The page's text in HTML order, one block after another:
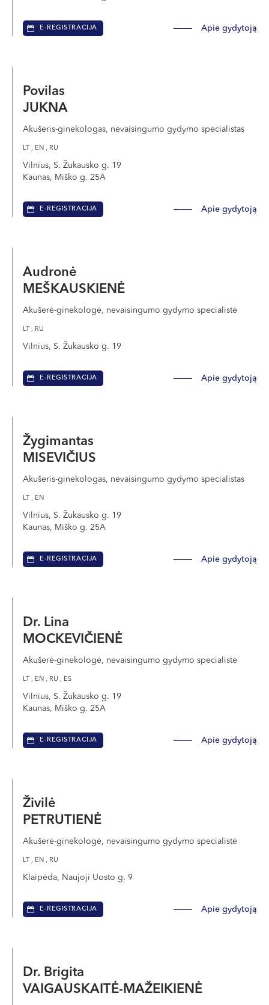
E-REGISTRACIJA Apie gydytoją
Povilas
JUKNA
Akušeris-ginekologas, nevaisingumo gydymo specialistas
LT , EN , RU
Vilnius, S. Žukausko g. 19
Kaunas, Miško g. 25A
E-REGISTRACIJA Apie gydytoją
Audronė
MEŠKAUSKIENĖ
Akušerė-ginekologė, nevaisingumo gydymo specialistė
LT , RU
Vilnius, S. Žukausko g. 19
E-REGISTRACIJA Apie gydytoją
Žygimantas
MISEVIČIUS
Akušeris-ginekologas, nevaisingumo gydymo specialistas
LT , EN
Vilnius, S. Žukausko g. 19
Kaunas, Miško g. 25A
E-REGISTRACIJA Apie gydytoją
Dr. Lina
MOCKEVIČIENĖ
Akušerė-ginekologė, nevaisingumo gydymo specialistė
LT , EN , RU , ES
Vilnius, S. Žukausko g. 19
Kaunas, Miško g. 25A
E-REGISTRACIJA Apie gydytoją
Živilė
PETRUTIENĖ
Akušerė-ginekologė, nevaisingumo gydymo specialistė
LT , EN , RU
Klaipėda, Naujoji Uosto g. 9
E-REGISTRACIJA Apie gydytoją
Dr. Brigita
VAIGAUSKAITĖ-MAŽEIKIENĖ